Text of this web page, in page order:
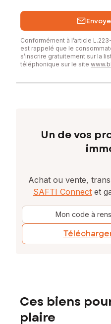
Conformément à l’article
est rappelé que le
s’inscrire gratuitement sur la
téléphonique sur le site
Un de vos
Achat ou vente,
SAFTI Connect et
Mon code à
Ces biens
plaire